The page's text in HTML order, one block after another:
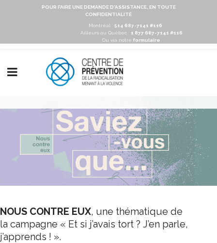
POUR FAIRE UNE DEMANDE D'ASSISTANCE, EN TOUTE
CONFIDENTIALITÉ
Montréal : 514 687-7141 #116
Ailleurs au Québec :
1 877 687-7141 #116
Ou via notre formulaire
NOUS CONTRE EUX, une thématique de
la campagne « Et si j’avais tort ? J’en parle,
j’apprends ! ».